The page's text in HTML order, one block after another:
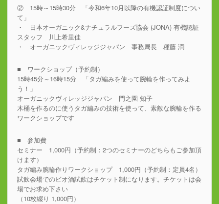
② 15時～15時30分 「令和6年10月以降の有機認証制度につい
て」
・ 日本オーガニック&ナチュラルフーズ協会 (JONA) 有機認証
スタッフ 川上希里佳
・ オーガニックヴィレッジジャパン 事務局長 種藤 潤
■ ワークショップ（予約制）
15時45分～16時15分 「タガ編みを使って腕輪を作ってみよ
う！」
オーガニックヴィレッジジャパン 門之園 知子
木桶を作るのに使うタガ編みの技術を使って、素敵な腕輪を作る
ワークショップです
■ 参加費
セミナー 1,000円（予約制：2つのセミナーのどちらもご参加頂
けます）
タガ編み腕輪作りワークショップ 1,000円（予約制：定員4名）
試飲会場でのビオ酒試飲はチケット制になります。チケットは会
場でお求め下さい
（10枚綴り 1,000円）